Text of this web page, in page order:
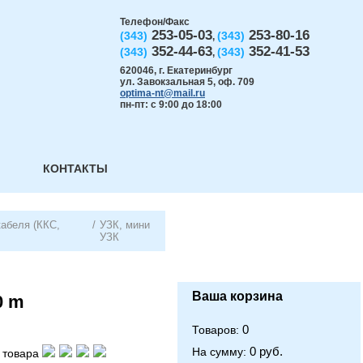
Телефон/Факс
(343) 253-05-03, (343) 253-80-16
(343) 352-44-63, (343) 352-41-53
620046, г. Екатеринбург
ул. Завокзальная 5, оф. 709
optima-nt@mail.ru
пн-пт: с 9:00 до 18:00
КОНТАКТЫ
(ККС, / УЗК, мини
УЗК
m Ваша корзина
Товаров: 0
На сумму: 0 руб.